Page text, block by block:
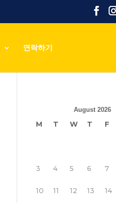
연락하기
August 2026
M T W T F
3 4 5 6 7
10 11 12 13 14